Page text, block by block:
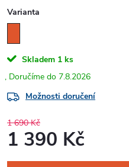
Varianta
Skladem 1 ks
7.8.2026
Možnosti doručení
1 690 Kč
1 390 Kč